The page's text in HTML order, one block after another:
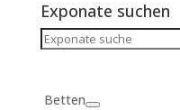
Exponate suchen
Search
Betten